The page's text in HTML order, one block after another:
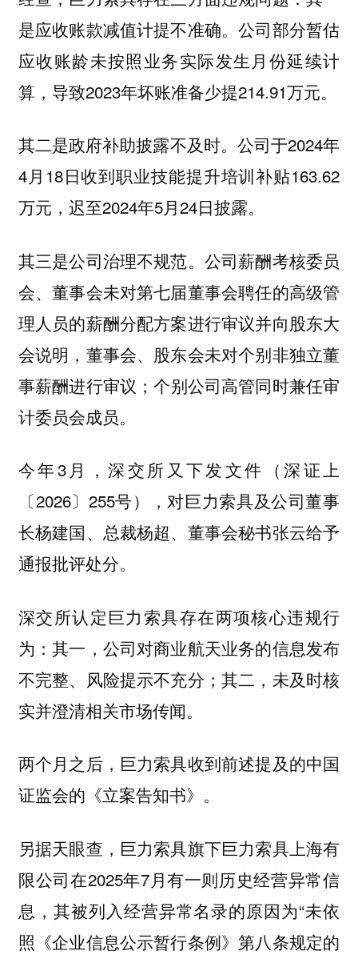
是应收账款减值计提不准确。公司部分暂估
应收账龄未按照业务实际发生月份延续计
算，导致2023年坏账准备少提214.91万元。
其二是政府补助披露不及时。公司于2024年
4月18日收到职业技能提升培训补贴163.62
万元，迟至2024年5月24日披露。
其三是公司治理不规范。公司薪酬考核委员
会、董事会未对第七届董事会聘任的高级管
理人员的薪酬分配方案进行审议并向股东大
会说明，董事会、股东会未对个别非独立董
事薪酬进行审议；个别公司高管同时兼任审
计委员会成员。
今年3月，深交所又下发文件（深证上
〔2026〕255号），对巨力索具及公司董事
长杨建国、总裁杨超、董事会秘书张云给予
通报批评处分。
深交所认定巨力索具存在两项核心违规行
为：其一，公司对商业航天业务的信息发布
不完整、风险提示不充分；其二，未及时核
实并澄清相关市场传闻。
两个月之后，巨力索具收到前述提及的中国
证监会的《立案告知书》。
另据天眼查，巨力索具旗下巨力索具上海有
限公司在2025年7月有一则历史经营异常信
息，其被列入经营异常名录的原因为“未依
照《企业信息公示暂行条例》第八条规定的